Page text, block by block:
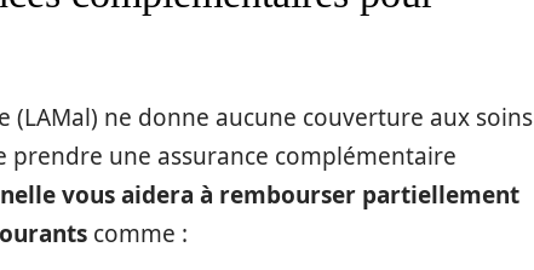
(LAMal) ne donne aucune couverture aux soins
prendre une assurance complémentaire
vous aidera à rembourser partiellement
comme :